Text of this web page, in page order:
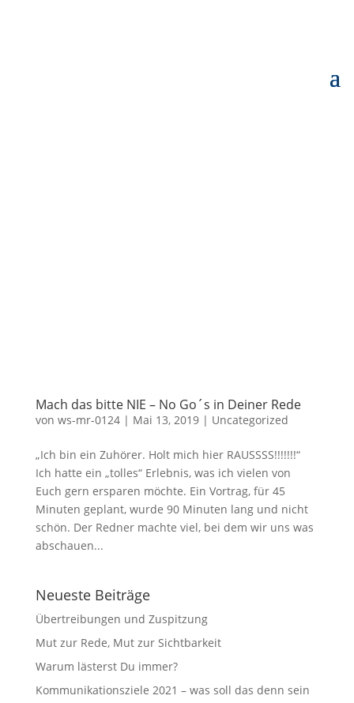
Mach das bitte NIE – No Go´s in Deiner Rede
von ws-mr-0124| Mai 13, 2019| Uncategorized
„Ich bin ein Zuhörer. Holt mich hier RAUSSSS!!!!!!!“
Ich hatte ein „tolles“ Erlebnis, was ich vielen von
Euch gern ersparen möchte. Ein Vortrag, für 45
Minuten geplant, wurde 90 Minuten lang und nicht
schön. Der Redner machte viel, bei dem wir uns was
abschauen...
Neueste Beiträge
Übertreibungen und Zuspitzung
Mut zur Rede, Mut zur Sichtbarkeit
Warum lästerst Du immer?
Kommunikationsziele 2021 – was soll das denn sein